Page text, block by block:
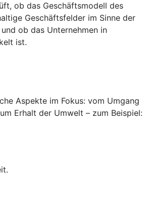
ob das Geschäftsmodell des
Geschäftsfelder im Sinne der
ob das Unternehmen in
ist.
Aspekte im Fokus: vom Umgang
Erhalt der Umwelt – zum Beispiel: